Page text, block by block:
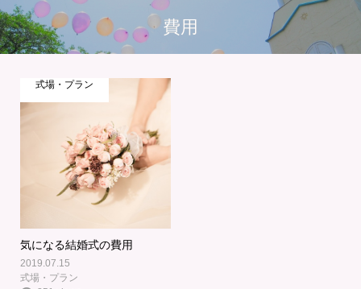
費用
式場・プラン
気になる結婚式の費用
2019.07.15
式場・プラン